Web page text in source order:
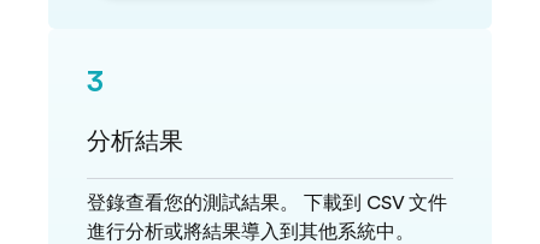
3
分析結果
登錄查看您的測試結果。 下載到 CSV 文件
進行分析或將結果導入到其他系統中。